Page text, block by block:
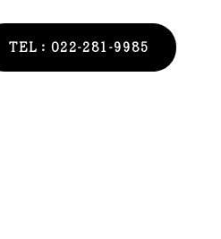
TEL：022-281-9985